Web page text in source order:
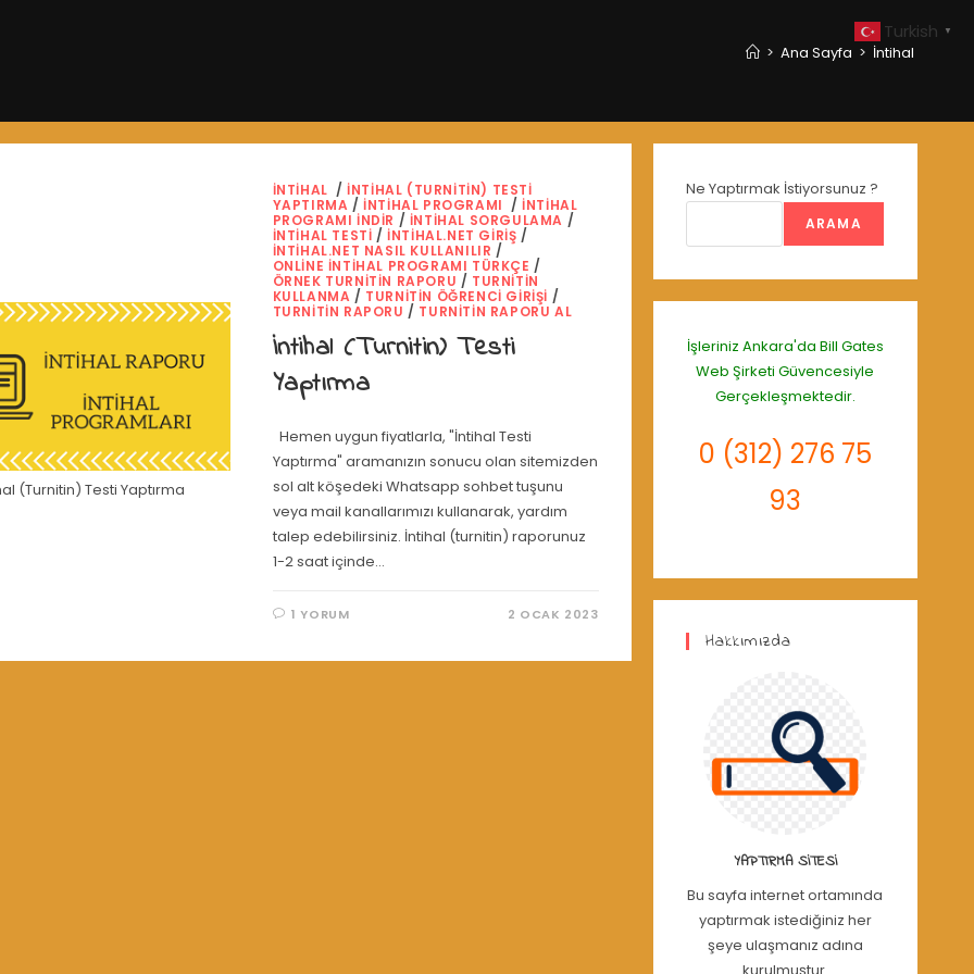
> Ana Sayfa > İntihal
(Turnitin) Testi Yaptırma
İNTIHAL /İNTIHAL (TURNITIN) TESTI
YAPTIRMA /İNTIHAL PROGRAMI /İNTIHAL
PROGRAMI INDIR / İNTIHAL SORGULAMA /
İNTIHAL TESTI /INTIHAL.NET GIRIŞ /
INTIHAL.NET NASIL KULLANILIR /
ONLINE INTIHAL PROGRAMI TÜRKÇE /
ÖRNEK TURNITIN RAPORU / TURNITIN
KULLANMA / TURNITIN ÖĞRENCI GIRIŞI /
TURNITIN RAPORU / TURNITIN RAPORU AL
İntihal (Turnitin) Testi
Yaptırma
Hemen uygun fiyatlarla, "İntihal Testi
Yaptırma" aramanızın sonucu olan sitemizden
sol alt köşedeki Whatsapp sohbet tuşunu
veya mail kanallarımızı kullanarak, yardım
talep edebilirsiniz. İntihal (turnitin) raporunuz
1-2 saat içinde…
1 YORUM 2 OCAK 2023
Ne Yaptırmak İstiyorsunuz ?
ARAMA
İşleriniz Ankara'da Bill Gates
Web Şirketi Güvencesiyle
Gerçekleşmektedir.
0 (312) 276 75
93
Hakkımızda
YAPTIRMA SITESI
Bu sayfa internet ortamında
yaptırmak istediğiniz her
şeye ulaşmanız adına
Turkish ▼